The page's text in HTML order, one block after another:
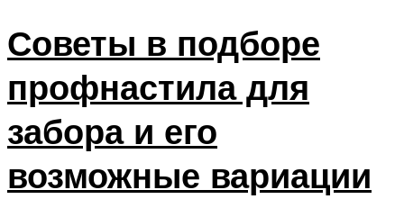
Советы в подборе
профнастила для
забора и его
возможные вариации